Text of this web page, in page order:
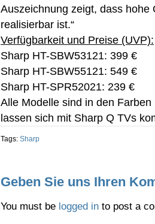
Auszeichnung zeigt, dass
realisierbar ist.“
Verfügbarkeit und Preise (UVP):
Sharp HT-SBW53121: 399 €
Sharp HT-SBW55121: 549 €
Sharp HT-SPR52021: 239 €
Alle Modelle sind in den
lassen sich mit Sharp Q TVs
Tags: Sharp
Geben Sie uns Ihren
You must be logged in to post a